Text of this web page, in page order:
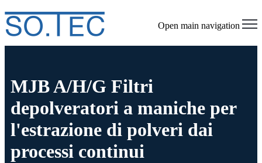
Open main navigation
MJB A/H/G Filtri
depolveratori a maniche per
l'estrazione di polveri dai
processi continui